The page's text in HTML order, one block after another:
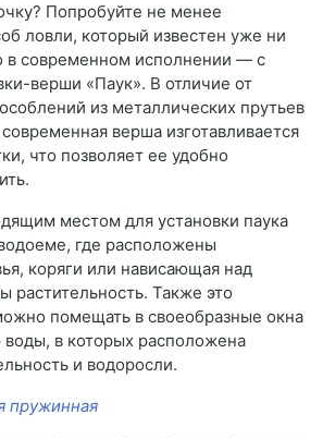
Попробуйте не менее
ловли, который известен уже ни
в современном исполнении — с
верши «Паук». В отличие от
из металлических прутьев
верша изготавливается
что позволяет ее удобно
местом для установки паука
где расположены
коряги или нависающая над
растительность. Также это
помещать в своеобразные окна
в которых расположена
и водоросли.
пружинная